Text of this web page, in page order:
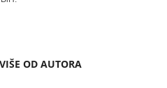
VIŠE OD AUTORA